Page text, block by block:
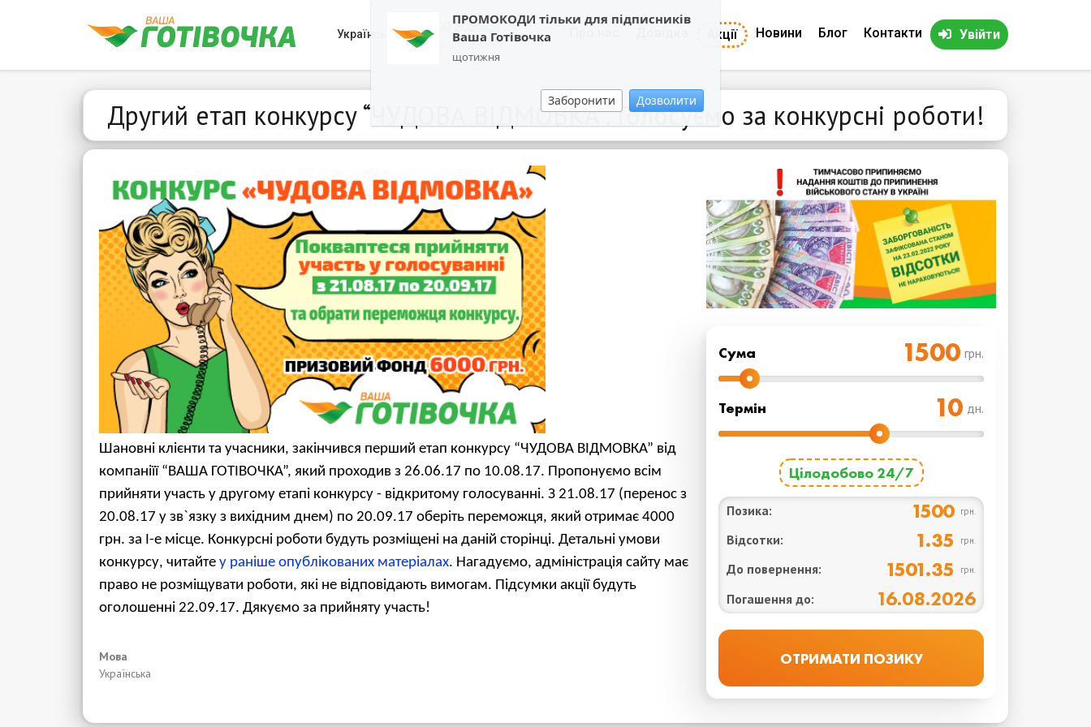
ПРОМОКОДИ тільки для підписників
Ваша Готівочка
щотижня
Заборонити Дозволити
Українська 0800 202 404
Зворотній дзвінок
Акції Новини Блог Контакти Увійти
Другий етап конкурсу “ЧУДОВА ВІДМОВКА”. Голосуємо за конкурсні роботи!
Cума грн.
Термін дн.
Цілодобово 24/7
Позика: 1500 грн.
Відсотки: 1.35 грн.
До повернення: 1501.35 грн.
Погашення до: 16.08.2026
Шановні клієнти та учасники, закінчився перший етап конкурсу “ЧУДОВА ВІДМОВКА” від
компаніїї “ВАША ГОТІВОЧКА”, який проходив з 26.06.17 по 10.08.17. Пропонуємо всім
прийняти участь у другому етапі конкурсу - відкритому голосуванні. З 21.08.17 (перенос з
20.08.17 у зв`язку з вихідним днем) по 20.09.17 оберіть переможця, який отримає 4000
грн. за І-е місце. Конкурсні роботи будуть розміщені на даній сторінці. Детальні умови
конкурсу, читайте у раніше опублікованих матеріалах. Нагадуємо, адміністрація сайту має
право не розміщувати роботи, які не відповідають вимогам. Підсумки акції будуть
оголошенні 22.09.17. Дякуємо за прийняту участь!
Мова
Українська